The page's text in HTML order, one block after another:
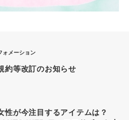
ォメーション
約等改訂のお知らせ
性が今注目するアイテムは？